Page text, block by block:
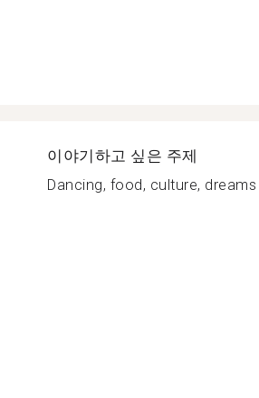
이야기하고 싶은 주제
Dancing, food, culture, dreams